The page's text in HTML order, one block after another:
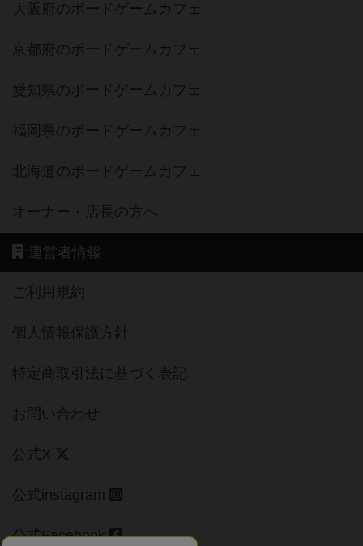
大阪府のボードゲームカフェ
京都府のボードゲームカフェ
愛知県のボードゲームカフェ
福岡県のボードゲームカフェ
北海道のボードゲームカフェ
オーナー・店長の方へ
運営者情報
ご利用規約
個人情報保護方針
特定商取引法に基づく表記
お問い合わせ
公式X
公式instagram
公式Facebook